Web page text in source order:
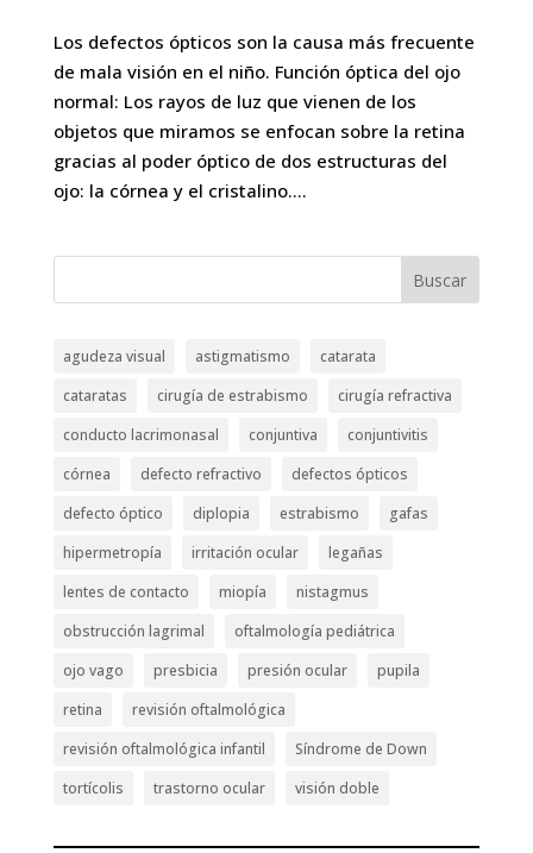
Los defectos ópticos son la causa más frecuente
de mala visión en el niño. Función óptica del ojo
normal: Los rayos de luz que vienen de los
objetos que miramos se enfocan sobre la retina
gracias al poder óptico de dos estructuras del
ojo: la córnea y el cristalino....
Buscar
agudeza visual astigmatismo
catarata
cataratas
cirugía de estrabismo
cirugía refractiva
conducto lacrimonasal
conjuntiva
conjuntivitis
córnea
defecto refractivo
defectos ópticos
defecto óptico
diplopia estrabismo
gafas
hipermetropía
irritación ocular
legañas
lentes de contacto
miopía
nistagmus
obstrucción lagrimal
oftalmología pediátrica
ojo vago
presbicia presión ocular
pupila
retina
revisión oftalmológica
revisión oftalmológica infantil
Síndrome de Down
tortícolis
trastorno ocular visión doble